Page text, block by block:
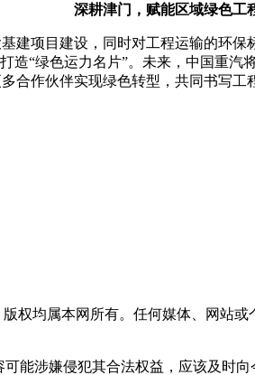
深耕津门，赋能区域绿色工
建项目建设，同时对工程运输的环
造“绿色运力名片”。未来，中国重
合作伙伴实现绿色转型，共同书写工
均属本网所有。任何媒体、网站
能涉嫌侵犯其合法权益，应该及时